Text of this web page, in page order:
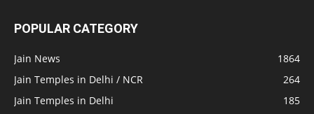
POPULAR CATEGORY
Jain News
1864
Jain Temples in Delhi / NCR
264
Jain Temples in Delhi
185